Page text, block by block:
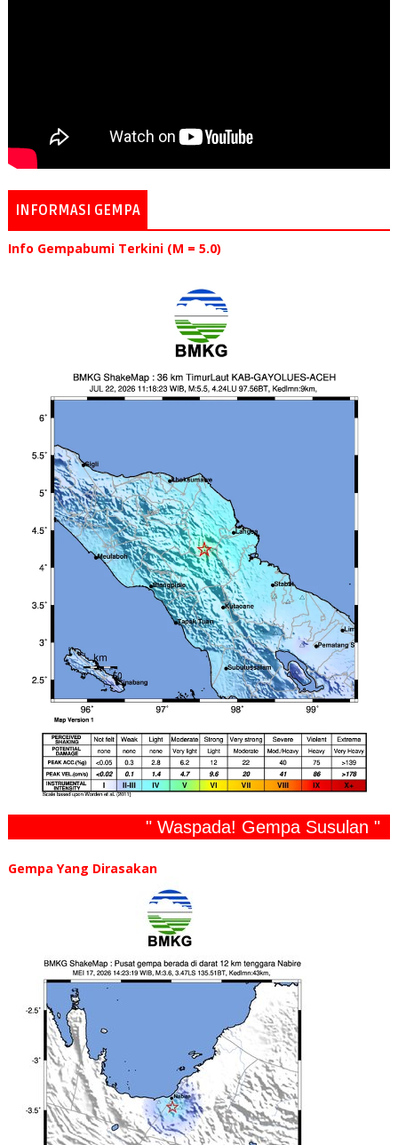
INFORMASI GEMPA
Info Gempabumi Terkini (M = 5.0)
" Waspada! Gempa Susulan "
Gempa Yang Dirasakan